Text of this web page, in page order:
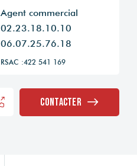
Agent commercial
02.23.18.10.10
06.07.25.76.18
RSAC :422 541 169
Contacter